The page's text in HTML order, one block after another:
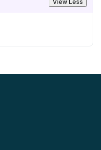
View Less